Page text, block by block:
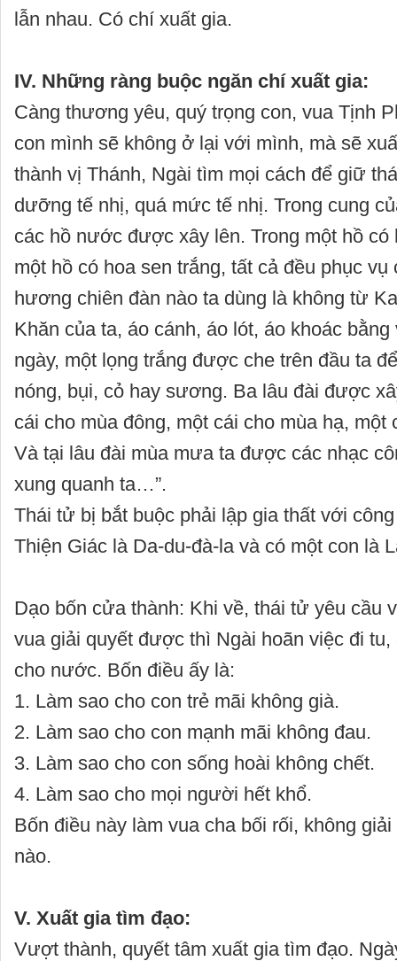
lẫn nhau. Có chí xuất gia.
IV. Những ràng buộc ngăn chí xuất gia:
Càng thương yêu, quý trọng con, vua Tịnh
con mình sẽ không ở lại với mình, mà sẽ
thành vị Thánh, Ngài tìm mọi cách để giữ
dưỡng tế nhị, quá mức tế nhị. Trong cung
các hồ nước được xây lên. Trong một hồ có
một hồ có hoa sen trắng, tất cả đều phục vụ
hương chiên đàn nào ta dùng là không từ
Khăn của ta, áo cánh, áo lót, áo khoác
ngày, một lọng trắng được che trên đầu ta
nóng, bụi, cỏ hay sương. Ba lâu đài được
cái cho mùa đông, một cái cho mùa hạ, một
Và tại lâu đài mùa mưa ta được các nhạc
xung quanh ta…”.
Thái tử bị bắt buộc phải lập gia thất với
Thiện Giác là Da-du-đà-la và có một con là
Dạo bốn cửa thành: Khi về, thái tử yêu cầu
vua giải quyết được thì Ngài hoãn việc đi
cho nước. Bốn điều ấy là:
1. Làm sao cho con trẻ mãi không già.
2. Làm sao cho con mạnh mãi không đau.
3. Làm sao cho con sống hoài không chết.
4. Làm sao cho mọi người hết khổ.
Bốn điều này làm vua cha bối rối, không
nào.
V. Xuất gia tìm đạo:
Vượt thành, quyết tâm xuất gia tìm đạo.